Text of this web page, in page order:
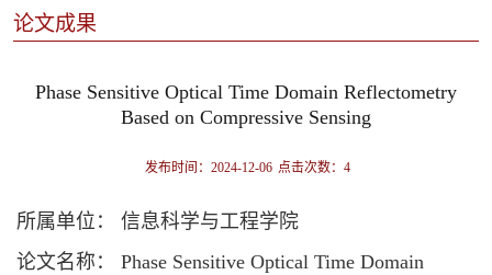
论文成果
Phase Sensitive Optical Time Domain Reflectometry
Based on Compressive Sensing
发布时间：2024-12-06 点击次数： 4
所属单位： 信息科学与工程学院
论文名称： Phase Sensitive Optical Time Domain